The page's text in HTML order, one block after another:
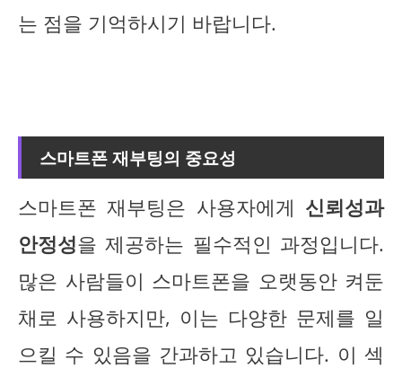
는 점을 기억하시기 바랍니다.
스마트폰 재부팅의 중요성
스마트폰 재부팅은 사용자에게 신뢰성과
안정성을 제공하는 필수적인 과정입니다.
많은 사람들이 스마트폰을 오랫동안 켜둔
채로 사용하지만, 이는 다양한 문제를 일
으킬 수 있음을 간과하고 있습니다. 이 섹